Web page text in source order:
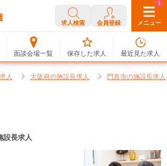
求人検索 会員登録 メニュー
面談会場一覧
0
保存した求人
1
最近見た求人
人 大阪府の施設長求人 門真市の施設長求人
設長求人